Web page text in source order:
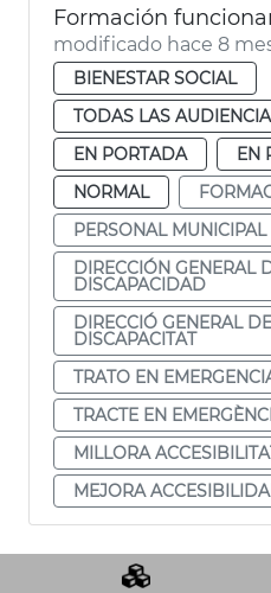
modificado hace 8
BIENESTAR SOCIAL
TODAS LAS
EN PORTADA
EN
NORMAL
PERSONAL MUNICIPAL
DIRECCIÓN GENERAL
DISCAPACIDAD
DIRECCIÓ GENERAL
DISCAPACITAT
TRATO EN
TRACTE EN
MILLORA
MEJORA